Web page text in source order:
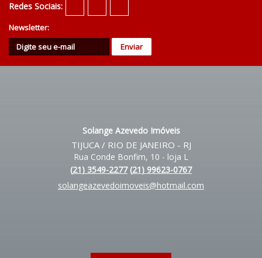
Redes Sociais:
Newsletter:
Solange Azevedo Imóveis
TIJUCA / RIO DE JANEIRO - RJ
Rua Conde Bonfim, 10 - loja L
(21) 3549-2277 (21) 99623-0767
solangeazevedoimoveis@hotmail.com